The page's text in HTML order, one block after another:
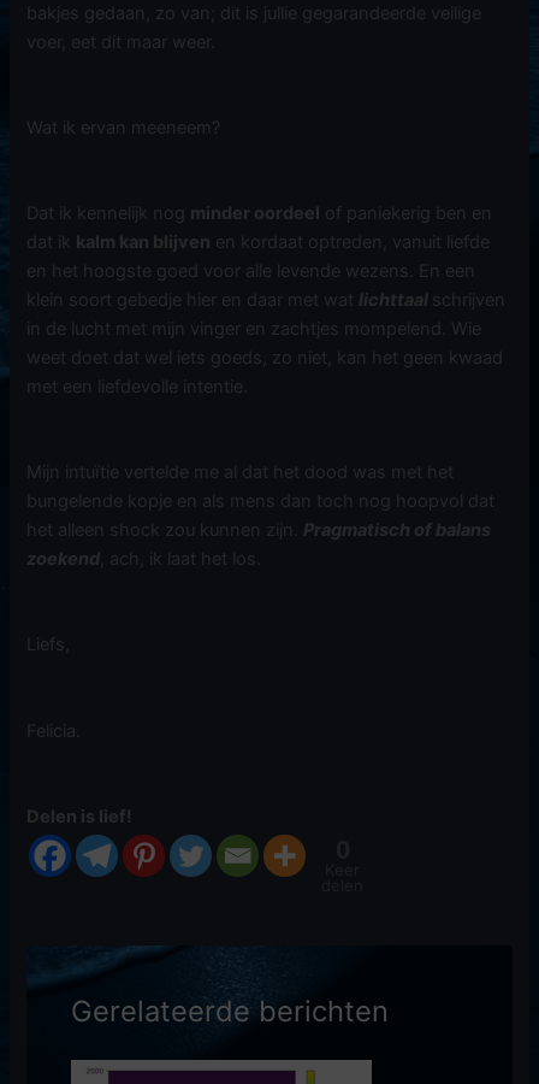
bakjes gedaan, zo van; dit is jullie gegarandeerde veilige
voer, eet dit maar weer.
Wat ik ervan meeneem?
Dat ik kennelijk nog minder oordeel of paniekerig ben en
dat ik kalm kan blijven en kordaat optreden, vanuit liefde
en het hoogste goed voor alle levende wezens. En een
klein soort gebedje hier en daar met wat lichttaal schrijven
in de lucht met mijn vinger en zachtjes mompelend. Wie
weet doet dat wel iets goeds, zo niet, kan het geen kwaad
met een liefdevolle intentie.
Mijn intuïtie vertelde me al dat het dood was met het
bungelende kopje en als mens dan toch nog hoopvol dat
het alleen shock zou kunnen zijn. Pragmatisch of balans
zoekend , ach, ik laat het los.
Liefs,
Felicia.
Delen is lief!
Gerelateerde berichten